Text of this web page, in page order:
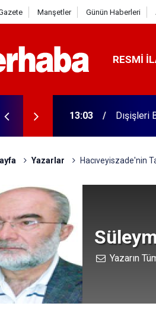
Manşetler Günün Haberleri
RESMI
13:03 Dışişleri
Yazarlar Hacıveyiszade'nin
Yazarın